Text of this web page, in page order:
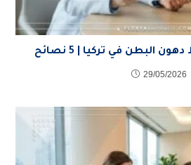
في تركيا | 5 نصائح
29/05/2026